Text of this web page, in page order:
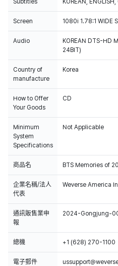
Subtitles KOREAN, ENGLISH,
Screen
Audio
KOREAN DTS-HD
24BIT)
Country of
manufacture
Korea
How to Offer
Your Goods
CD
Minimum
System
Specifications
Not Applicable
商品名 BTS Memories of
企業名稱/法人
代表
Weverse America
通訊販售業申
報
2024-Gongjung-
總機 +1 (628) 270-1100
電子郵件